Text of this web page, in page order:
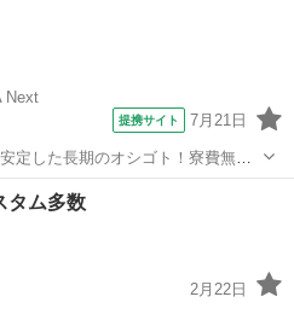
Next
提携サイト 7月21日
定した長期のオシゴト！寮費無料
男性活躍中★未経験活躍中！高時
その他
タム多数
2月22日